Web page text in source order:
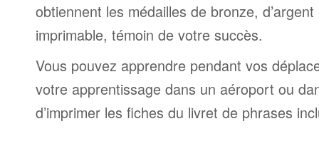
obtiennent les médailles de bronze,
imprimable, témoin de votre succès.
Vous pouvez apprendre pendant vos
votre apprentissage dans un aéroport ou
d’imprimer les fiches du livret de phrases